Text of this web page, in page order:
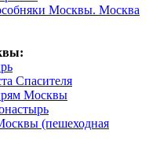
Москвы. Москва
Спасителя
Москвы
(пешеходная